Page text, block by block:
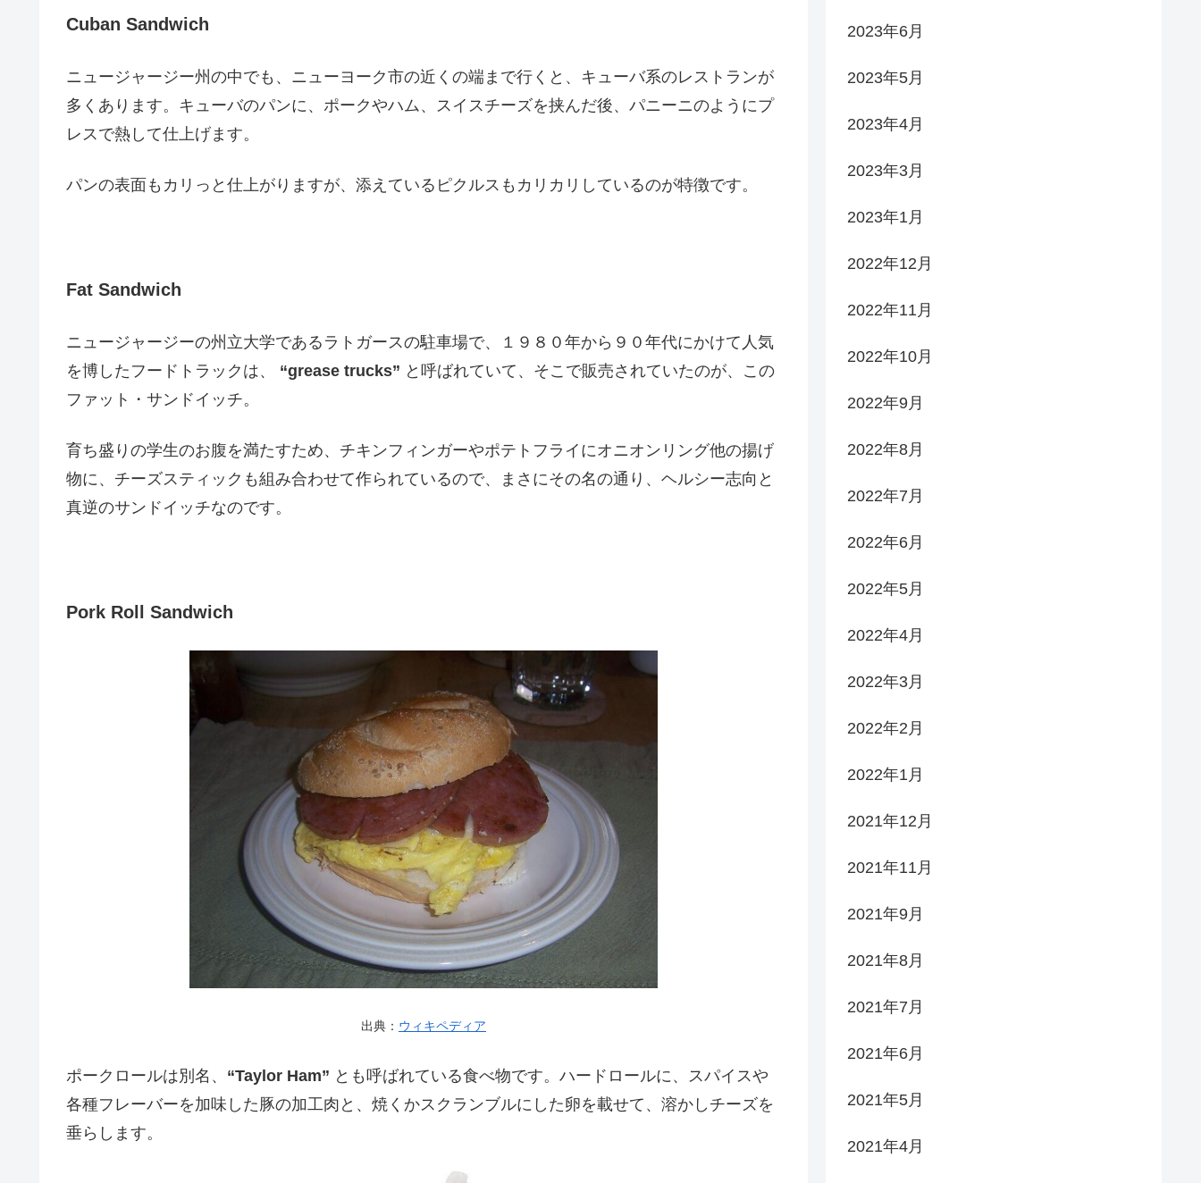
Cuban Sandwich
ニュージャージー州の中でも、ニューヨーク市の近くの端まで行くと、キューバ系のレストランが
多くあります。キューバのパンに、ポークやハム、スイスチーズを挟んだ後、パニーニのようにプ
レスで熱して仕上げます。
パンの表面もカリっと仕上がりますが、添えているピクルスもカリカリしているのが特徴です。
Fat Sandwich
ニュージャージーの州立大学であるラトガースの駐車場で、１９８０年から９０年代にかけて人気
を博したフードトラックは、
“grease trucks” と呼ばれていて、そこで販売されていたのが、この
ファット・サンドイッチ。
育ち盛りの学生のお腹を満たすため、チキンフィンガーやポテトフライにオニオンリング他の揚げ
物に、チーズスティックも組み合わせて作られているので、まさにその名の通り、ヘルシー志向と
真逆のサンドイッチなのです。
Pork Roll Sandwich
出典： ウィキペディア
ポークロールは別名、 “Taylor Ham” とも呼ばれている食べ物です。ハードロールに、スパイスや
各種フレーバーを加味した豚の加工肉と、焼くかスクランブルにした卵を載せて、溶かしチーズを
垂らします。
2023年6月
2023年5月
2023年4月
2023年3月
2023年1月
2022年12月
2022年11月
2022年10月
2022年9月
2022年8月
2022年7月
2022年6月
2022年5月
2022年4月
2022年3月
2022年2月
2022年1月
2021年12月
2021年11月
2021年9月
2021年8月
2021年7月
2021年6月
2021年5月
2021年4月